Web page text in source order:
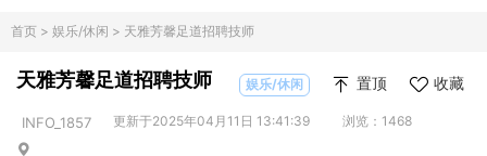
首页 > 娱乐/休闲 > 天雅芳馨足道招聘技师
天雅芳馨足道招聘技师 娱乐/休闲 置顶 收藏
INFO_1857 更新于2025年04月11日 13:41:39 浏览：1468